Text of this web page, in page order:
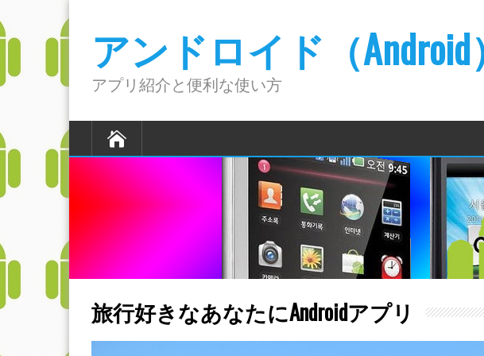
アンドロイド（
アプリ紹介と便利な使い方
旅行好きなあなたにAndroidアプリ